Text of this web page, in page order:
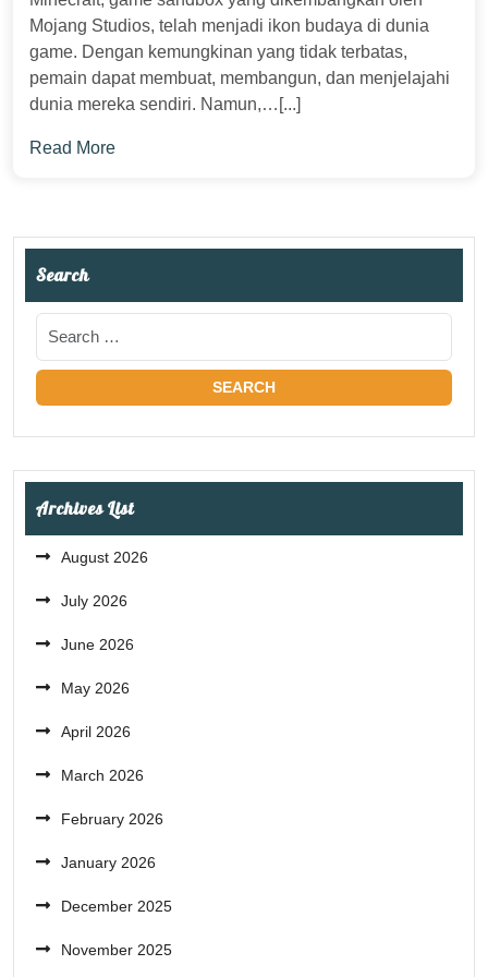
Mojang Studios, telah menjadi ikon budaya di dunia
game. Dengan kemungkinan yang tidak terbatas,
pemain dapat membuat, membangun, dan menjelajahi
dunia mereka sendiri. Namun,…[...]
Read More
Search
Archives List
August 2026
July 2026
June 2026
May 2026
April 2026
March 2026
February 2026
January 2026
December 2025
November 2025